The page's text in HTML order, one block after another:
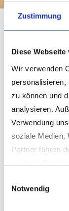
Zustimmung
Diese
Wir verwenden
personalisieren,
zu können und
analysieren.
Verwendung
soziale Medien,
Partner führen
gesammelt
Notwendig
der
2025
Über folgenden